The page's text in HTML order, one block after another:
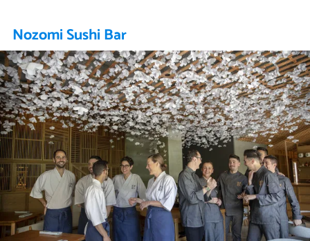
Nozomi Sushi Bar